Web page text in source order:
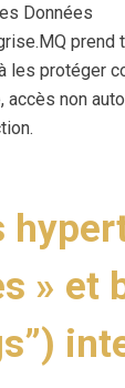
Données
les protéger
accès non
» et